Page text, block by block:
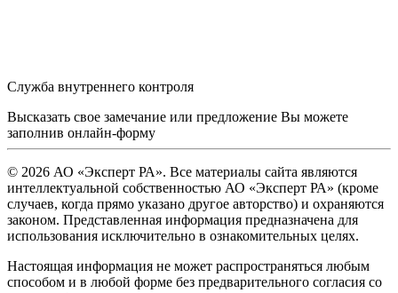
Служба внутреннего контроля
Высказать свое замечание или предложение Вы можете
заполнив онлайн-форму
© 2026 АО «Эксперт РА». Все материалы сайта являются
интеллектуальной собственностью АО «Эксперт РА» (кроме
случаев, когда прямо указано другое авторство) и охраняются
законом. Представленная информация предназначена для
использования исключительно в ознакомительных целях.
Настоящая информация не может распространяться любым
способом и в любой форме без предварительного согласия со